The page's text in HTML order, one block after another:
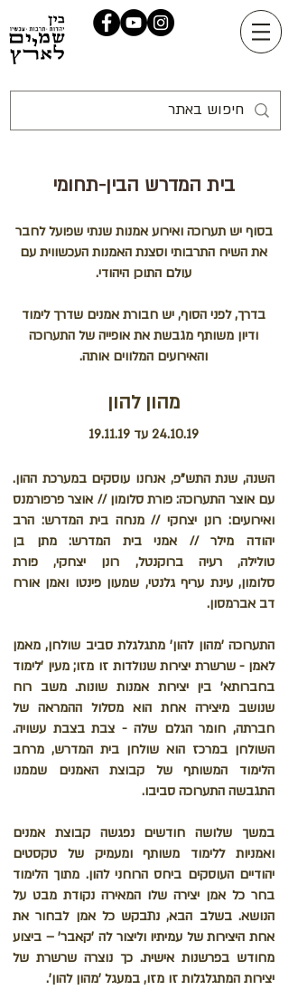
בית המדרש הבין-תחומי
בסוף יש תערוכה ואירוע אמנות שנתי שפועל לחבר
את השיח התרבותי וסצנת האמנות העכשווית עם
עולם התוכן היהודי.
בדרך, לפני הסוף, יש חבורת אמנים שדרך לימוד
ודיון משותף מגבשת את אופייה של התערוכה
והאירועים המלווים אותה.
מהון להון
24.10.19 עד 19.11.19
השנה, שנת התש"פ, אנחנו עוסקים במערכת ההון.
עםאוצר התערוכה: פורת סלומון // אוצר פרפורמנס
ואירועים: רונן יצחקי // מנחה בית המדרש: הרב
יהודה מילר // אמני בית המדרש: מתן בן
טולילה, רעיה ברוקנטל, רונן יצחקי, פורת
סלומון, עינת עריף גלנטי, שמעון פינטו ואמן אורח
דב אברמסון.
התערוכה 'מהון להון' מתגלגלת סביב שולחן, מאמן
לאמן - שרשרת יצירות שנולדות זו מזו; מעין 'לימוד
בחברותא' בין יצירות אמנות שונות. משב רוח
שנושב מיצירה אחת הוא מסלול ההמראה של
חברתה, חומר הגלם שלה - צבת בצבת עשויה.
השולחן במרכז הוא שולחן בית המדרש, מרחב
הלימוד המשותף של קבוצת האמנים שממנו
התגבשה התערוכה סביבו.
במשך שלושה חודשים נפגשה קבוצת אמנים
ואמניות ללימוד משותף ומעמיק של טקסטים
יהודיים העוסקים ביחס הרוחני להון. מתוך הלימוד
בחר כל אמן יצירה שלו המאירה נקודת מבט על
הנושא. בשלב הבא, נתבקש כל אמן לבחור את
אחת היצירות של עמיתיו וליצור לה 'קאבר' – ביצוע
מחודש בפרשנות אישית. כך נוצרה שרשרת של
יצירות המתגלגלות זו מזו, במעגל 'מהון להון'.